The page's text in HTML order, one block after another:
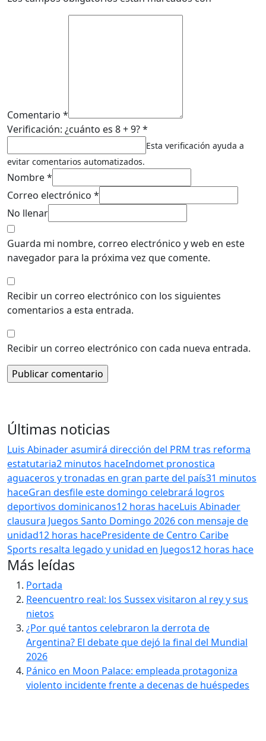
Comentario *
Verificación: ¿cuánto es 8 + 9? *
Esta verificación ayuda a
evitar comentarios automatizados.
Nombre *
Correo electrónico *
No llenar
Guarda mi nombre, correo electrónico y web en este
navegador para la próxima vez que comente.
Recibir un correo electrónico con los siguientes
comentarios a esta entrada.
Recibir un correo electrónico con cada nueva entrada.
Últimas noticias
Luis Abinader asumirá dirección del PRM tras reforma
estatutaria2 minutos haceIndomet pronostica
aguaceros y tronadas en gran parte del país31 minutos
haceGran desfile este domingo celebrará logros
deportivos dominicanos12 horas haceLuis Abinader
clausura Juegos Santo Domingo 2026 con mensaje de
unidad12 horas hacePresidente de Centro Caribe
Sports resalta legado y unidad en Juegos12 horas hace
Más leídas
Portada
Reencuentro real: los Sussex visitaron al rey y sus
nietos
¿Por qué tantos celebraron la derrota de
Argentina? El debate que dejó la final del Mundial
2026
Pánico en Moon Palace: empleada protagoniza
violento incidente frente a decenas de huéspedes